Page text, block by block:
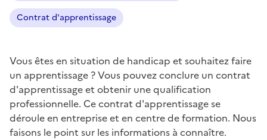
Contrat d'apprentissage
Vous êtes en situation de handicap et souhaitez faire
un apprentissage ? Vous pouvez conclure un contrat
d'apprentissage et obtenir une qualification
professionnelle. Ce contrat d'apprentissage se
déroule en entreprise et en centre de formation. Nous
faisons le point sur les informations à connaître.